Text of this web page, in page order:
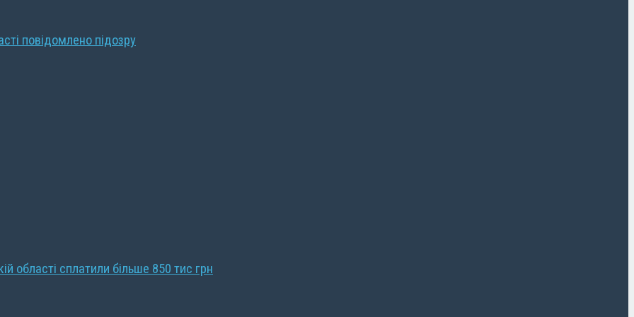
повідомлено підозру
області сплатили більше 850 тис грн